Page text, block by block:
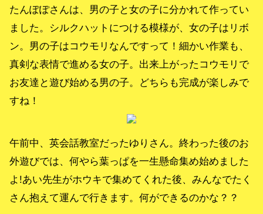
たんぽぽさんは、男の子と女の子に分かれて作ってい
ました。シルクハットにつける模様が、女の子はリボ
ン。男の子はコウモリなんですって！細かい作業も、
真剣な表情で進める女の子。出来上がったコウモリで
お友達と遊び始める男の子。どちらも完成が楽しみで
すね！
午前中、英会話教室だったゆりさん。終わった後のお
外遊びでは、何やら葉っぱを一生懸命集め始めました
よ!あい先生がホウキで集めてくれた後、みんなでたく
さん抱えて運んで行きます。何ができるのかな？？